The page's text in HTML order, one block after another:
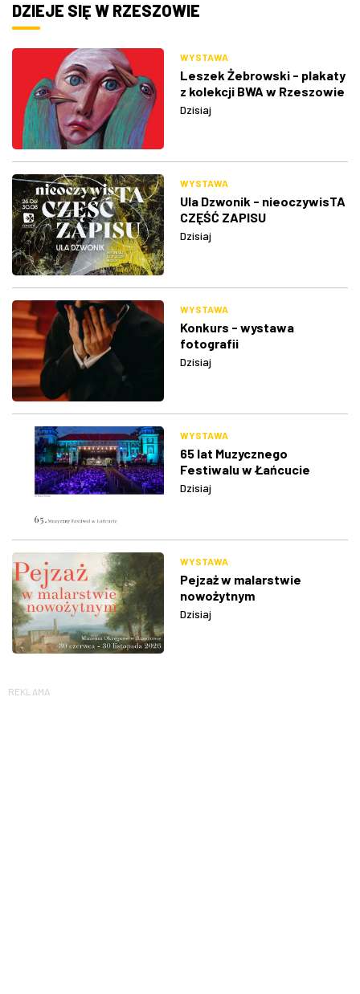
DZIEJE SIĘ W RZESZOWIE
WYSTAWA
Leszek Żebrowski - plakaty
z kolekcji BWA w Rzeszowie
Dzisiaj
WYSTAWA
Ula Dzwonik - nieoczywisTA
CZĘŚĆ ZAPISU
Dzisiaj
WYSTAWA
Konkurs - wystawa
fotografii
Dzisiaj
WYSTAWA
65 lat Muzycznego
Festiwalu w Łańcucie
Dzisiaj
WYSTAWA
Pejzaż w malarstwie
nowożytnym
Dzisiaj
REKLAMA